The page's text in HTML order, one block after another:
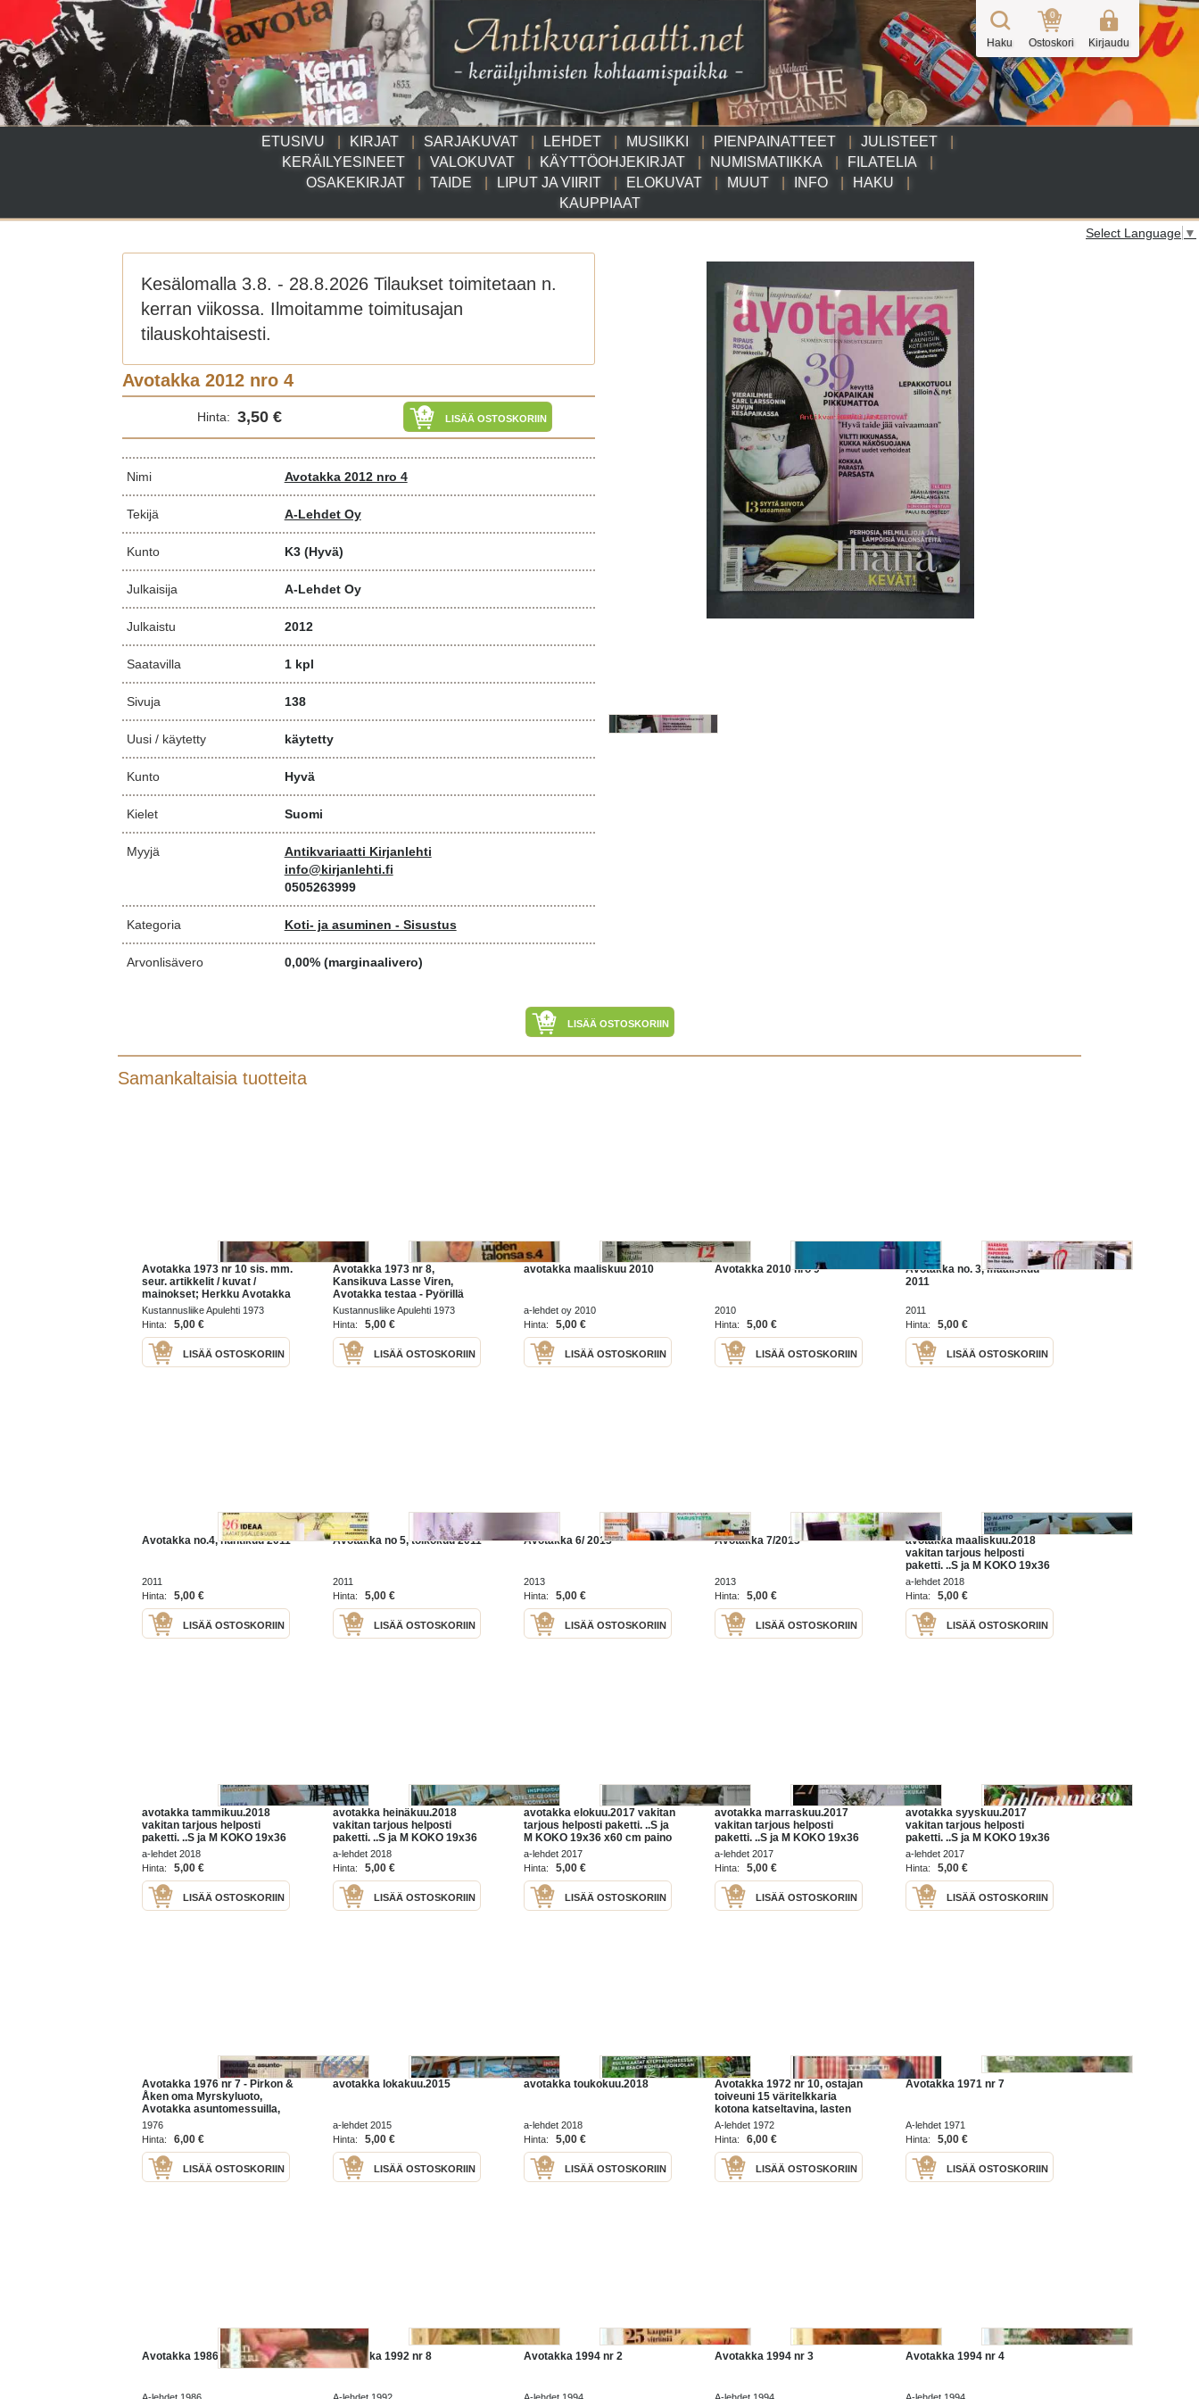
ETUSIVU KIRJAT SARJAKUVAT LEHDET MUSIIKKI PIENPAINATTEET
JULISTEET
KERÄILYESINEET
VALOKUVAT KÄYTTÖOHJEKIRJAT NUMISMATIIKKA
FILATELIA
OSAKEKIRJAT
TAIDE LIPUT JA VIIRIT ELOKUVAT MUUT INFO
HAKU
KAUPPIAAT
Haku
0
Ostoskori Kirjaudu
Select Language ▼
Kesälomalla 3.8. - 28.8.2026 Tilaukset toimitetaan n.
kerran viikossa. Ilmoitamme toimitusajan
tilauskohtaisesti.
Avotakka 2012 nro 4
Hinta: 3,50 € LISÄÄ OSTOSKORIIN
Nimi Avotakka 2012 nro 4
Tekijä A-Lehdet Oy
Kunto K3 (Hyvä)
Julkaisija A-Lehdet Oy
Julkaistu 2012
Saatavilla 1 kpl
Sivuja 138
Uusi / käytetty käytetty
Kunto Hyvä
Kielet Suomi
Myyjä
Antikvariaatti Kirjanlehti
info@kirjanlehti.fi
0505263999
Kategoria Koti- ja asuminen - Sisustus
Arvonlisävero 0,00% (marginaalivero)
LISÄÄ OSTOSKORIIN
Samankaltaisia tuotteita
Avotakka 1973 nr 10 sis. mm.
seur. artikkelit / kuvat /
mainokset; Herkku Avotakka
- Keittiössä tuoksuu keitto,
Pariisi ensi kertaa,
Kouvolalainen arkkitehti Kari
Kustannusliike Apulehti 1973
Hinta:
5,00 €
LISÄÄ OSTOSKORIIN
Avotakka 1973 nr 8,
Kansikuva Lasse Viren,
Avotakka testaa - Pyörillä
kulkevat kassit, Metsän
herkut, Tuus tuus Tuusulaan -
mielenkiintoisia
kultturikohteita...
Kustannusliike Apulehti 1973
Hinta:
5,00 €
LISÄÄ OSTOSKORIIN
avotakka maaliskuu 2010
a-lehdet oy 2010
Hinta:
5,00 €
LISÄÄ OSTOSKORIIN
Avotakka 2010 nro 9
2010
Hinta:
5,00 €
LISÄÄ OSTOSKORIIN
Avotakka no. 3, maaliskuu
2011
2011
Hinta:
5,00 €
LISÄÄ OSTOSKORIIN
Avotakka no.4, huhtikuu 2011
2011
Hinta:
5,00 €
LISÄÄ OSTOSKORIIN
Avotakka no 5, toikokuu 2011
2011
Hinta:
5,00 €
LISÄÄ OSTOSKORIIN
Avotakka 6/ 2013
2013
Hinta:
5,00 €
LISÄÄ OSTOSKORIIN
Avotakka 7/2013
2013
Hinta:
5,00 €
LISÄÄ OSTOSKORIIN
avotakka maaliskuu.2018
vakitan tarjous helposti
paketti. ..S ja M KOKO 19x36
x60 cm paino 35kg
POSTIMAKSU 5e.
a-lehdet 2018
Hinta:
5,00 €
LISÄÄ OSTOSKORIIN
avotakka tammikuu.2018
vakitan tarjous helposti
paketti. ..S ja M KOKO 19x36
x60 cm paino 35kg
POSTIMAKSU 5e.
a-lehdet 2018
Hinta:
5,00 €
LISÄÄ OSTOSKORIIN
avotakka heinäkuu.2018
vakitan tarjous helposti
paketti. ..S ja M KOKO 19x36
x60 cm paino 35kg
POSTIMAKSU 5e.
a-lehdet 2018
Hinta:
5,00 €
LISÄÄ OSTOSKORIIN
avotakka elokuu.2017 vakitan
tarjous helposti paketti. ..S ja
M KOKO 19x36 x60 cm paino
35kg POSTIMAKSU 5e.
a-lehdet 2017
Hinta:
5,00 €
LISÄÄ OSTOSKORIIN
avotakka marraskuu.2017
vakitan tarjous helposti
paketti. ..S ja M KOKO 19x36
x60 cm paino 35kg
POSTIMAKSU 5e.
a-lehdet 2017
Hinta:
5,00 €
LISÄÄ OSTOSKORIIN
avotakka syyskuu.2017
vakitan tarjous helposti
paketti. ..S ja M KOKO 19x36
x60 cm paino 35kg
POSTIMAKSU 5e.
a-lehdet 2017
Hinta:
5,00 €
LISÄÄ OSTOSKORIIN
Avotakka 1976 nr 7 - Pirkon &
Åken oma Myrskyluoto,
Avotakka asuntomessuilla,
Näin väri muuttaa
sisustuksen, ym.
1976
Hinta:
6,00 €
LISÄÄ OSTOSKORIIN
avotakka lokakuu.2015
a-lehdet 2015
Hinta:
5,00 €
LISÄÄ OSTOSKORIIN
avotakka toukokuu.2018
a-lehdet 2018
Hinta:
5,00 €
LISÄÄ OSTOSKORIIN
Avotakka 1972 nr 10, ostajan
toiveuni 15 väritelkkaria
kotona katseltavina, lasten
lelutesti minä poljen sinä
ohjaat, etsittekö lomatorppaa
? esimerkkejä ja
A-lehdet 1972
Hinta:
6,00 €
LISÄÄ OSTOSKORIIN
Avotakka 1971 nr 7
A-lehdet 1971
Hinta:
5,00 €
LISÄÄ OSTOSKORIIN
Avotakka 1986 nr 1 Avotakka 1992 nr 8 Avotakka 1994 nr 2 Avotakka 1994 nr 3 Avotakka 1994 nr 4